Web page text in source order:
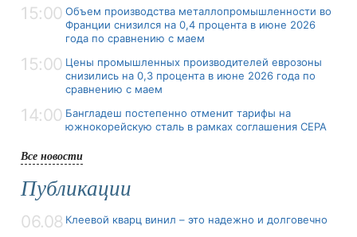
15:00 Объем производства металлопромышленности во
Франции снизился на 0,4 процента в июне 2026
года по сравнению с маем
15:00 Цены промышленных производителей еврозоны
снизились на 0,3 процента в июне 2026 года по
сравнению с маем
14:00 Бангладеш постепенно отменит тарифы на
южнокорейскую сталь в рамках соглашения CEPA
Все новости
Публикации
06.08 Клеевой кварц винил – это надежно и долговечно